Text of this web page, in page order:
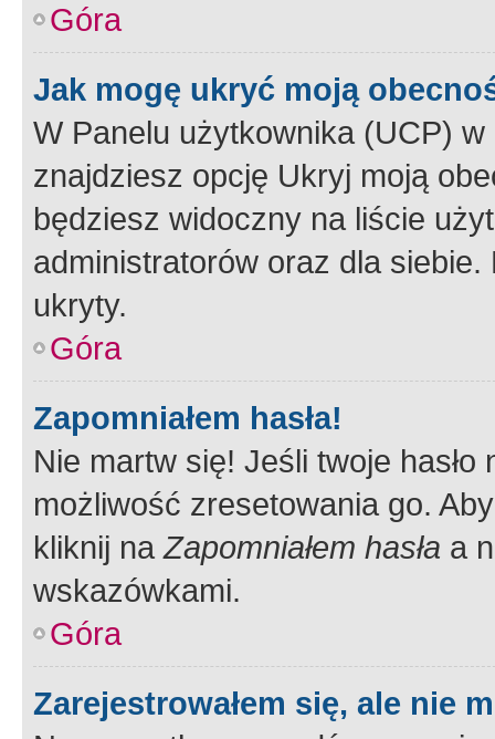
Góra
Jak mogę ukryć moją
W Panelu użytkownika (UCP) w
znajdziesz opcję Ukryj moją
będziesz widoczny na liście
administratorów oraz dla
ukryty.
Góra
Zapomniałem hasła!
Nie martw się! Jeśli twoje
możliwość zresetowania go.
kliknij naZapomniałem hasła a
wskazówkami.
Góra
Zarejestrowałem się, ale nie